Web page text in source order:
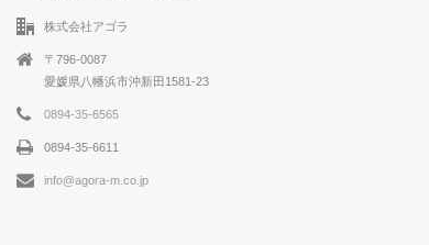
株式会社アゴラ
〒796-0087
愛媛県八幡浜市沖新田1581-23
0894-35-6565
0894-35-6611
info@agora-m.co.jp